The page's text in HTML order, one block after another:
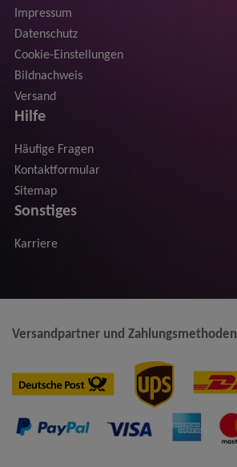
Impressum
Datenschutz
Cookie-Einstellungen
Bildnachweis
Versand
Hilfe
Häufige Fragen
Kontaktformular
Sitemap
Sonstiges
Karriere
Versandpartner und Zahlungsmethoden